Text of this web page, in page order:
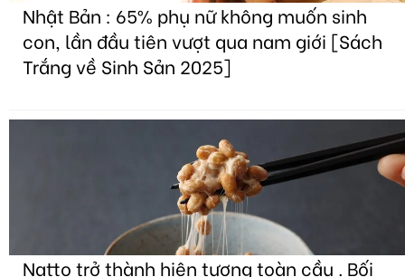
Nhật Bản : 65% phụ nữ không muốn sinh
con, lần đầu tiên vượt qua nam giới [Sách
Trắng về Sinh Sản 2025]
Natto trở thành hiện tượng toàn cầu . Bối